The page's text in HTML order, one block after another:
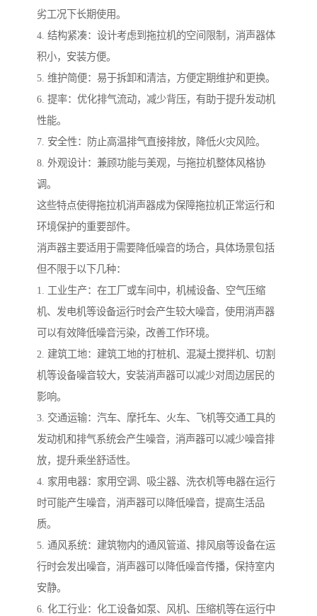
劣工况下长期使用。
4. 结构紧凑：设计考虑到拖拉机的空间限制，消声器体
积小，安装方便。
5. 维护简便：易于拆卸和清洁，方便定期维护和更换。
6. 提率：优化排气流动，减少背压，有助于提升发动机
性能。
7. 安全性：防止高温排气直接排放，降低火灾风险。
8. 外观设计：兼顾功能与美观，与拖拉机整体风格协
调。
这些特点使得拖拉机消声器成为保障拖拉机正常运行和
环境保护的重要部件。
消声器主要适用于需要降低噪音的场合，具体场景包括
但不限于以下几种：
1. 工业生产：在工厂或车间中，机械设备、空气压缩
机、发电机等设备运行时会产生较大噪音，使用消声器
可以有效降低噪音污染，改善工作环境。
2. 建筑工地：建筑工地的打桩机、混凝土搅拌机、切割
机等设备噪音较大，安装消声器可以减少对周边居民的
影响。
3. 交通运输：汽车、摩托车、火车、飞机等交通工具的
发动机和排气系统会产生噪音，消声器可以减少噪音排
放，提升乘坐舒适性。
4. 家用电器：家用空调、吸尘器、洗衣机等电器在运行
时可能产生噪音，消声器可以降低噪音，提高生活品
质。
5. 通风系统：建筑物内的通风管道、排风扇等设备在运
行时会发出噪音，消声器可以降低噪音传播，保持室内
安静。
6. 化工行业：化工设备如泵、风机、压缩机等在运行中